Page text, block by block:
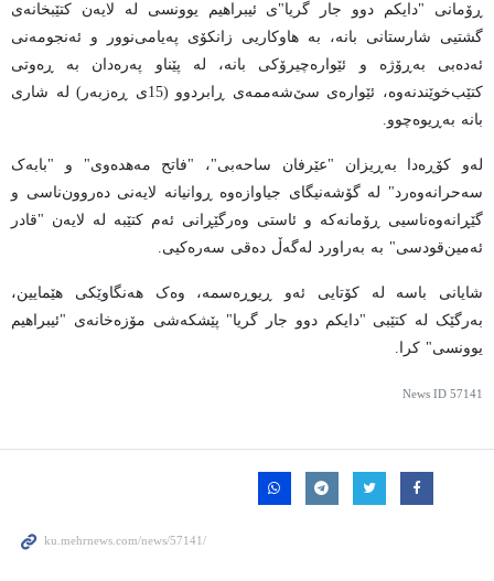
ڕۆمانی "دایکم دوو جار گریا"ی ئیبراهیم یوونسی لە لایەن کتێبخانەی
گشتیی شارستانی بانە، بە هاوکاریی زانکۆی پەیامی‌نوور و ئەنجومەنی
ئەدەبی بەڕۆژە و ئێوارەچیرۆکی بانە، لە پێناو پەرەدان بە ڕەوتی
کتێب‌خوێندنەوە، ئێوارەی سێ‌شەممەی ڕابردوو (15ی ڕەزبەر) لە شاری
بانە بەڕیوەچوو.
لەو کۆڕەدا بەڕیزان "عێرفان ساحەبی"، "فاتح مەهدەوی" و "بابەک
سەحرانەوەرد" لە گۆشەنیگای جیاوازەوە ڕوانیانە لایەنی دەروون‌ناسی و
گێڕانەوەناسیی ڕۆمانەکە و ئاستی وەرگێڕانی ئەم کتێبە لە لایەن "قادر
ئەمین‌قودسی" بە بەراورد لەگەڵ دەقی سەرەکیی.
شایانی باسە لە کۆتایی ئەو ڕیوڕەسمە، وەک هەنگاوێکی هێمایین،
بەرگێک لە کتێبی "دایکم دوو جار گریا" پێشکەشی مۆزەخانەی "ئیبراهیم
یوونسی" کرا.
News ID 57141